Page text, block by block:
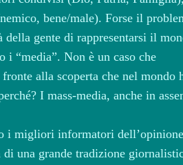
bene/male). Forse il
gente di rappresentarsi il
i “media”. Non è un caso che
alla scoperta che nel mondo
I mass-media, anche in
i migliori informatori
di una grande tradizione